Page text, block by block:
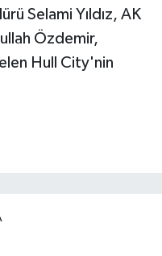
Selami Yıldız, AK
Özdemir,
Hull City'nin